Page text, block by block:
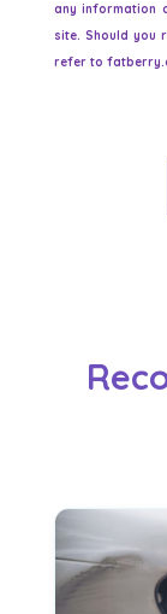
any information
site. Should you
refer to